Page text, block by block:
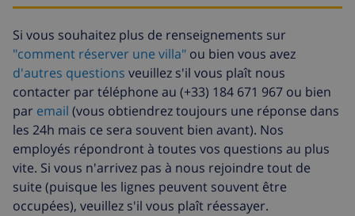
Nettoyage
supplémentaire
basée sur consommation
énergétique (52,77 $US/HOUR)
Fonds
d'annulation:
4.80% du montant total
Si vous souhaitez plus de renseignements sur
"comment réserver une villa" ou bien vous avez
d'autres questions veuillez s'il vous plaît nous
contacter par téléphone au (+33) 184 671 967 ou bien
par email (vous obtiendrez toujours une réponse dans
les 24h mais ce sera souvent bien avant). Nos
employés répondront à toutes vos questions au plus
vite. Si vous n'arrivez pas à nous rejoindre tout de
suite (puisque les lignes peuvent souvent être
occupées), veuillez s'il vous plaît réessayer.